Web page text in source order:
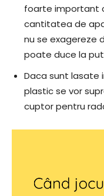
foarte important
cantitatea de
nu se exagereze
poate duce la
Daca sunt lasate
plastic se vor
cuptor pentru